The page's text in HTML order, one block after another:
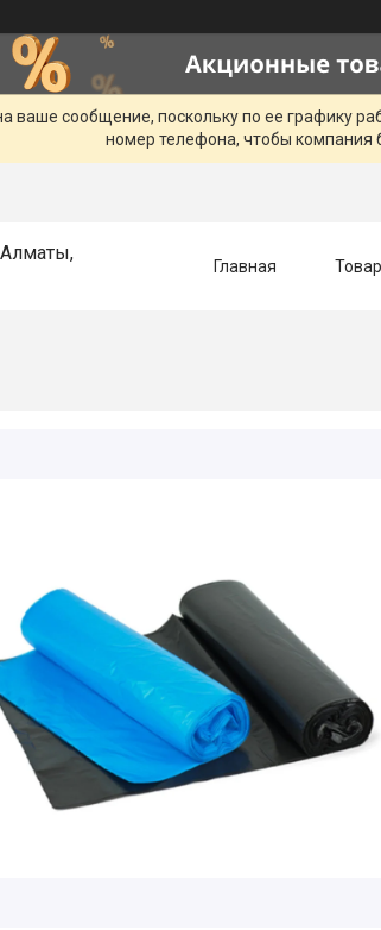
ваше сообщение, поскольку по ее графику
номер телефона, чтобы компания
Главная